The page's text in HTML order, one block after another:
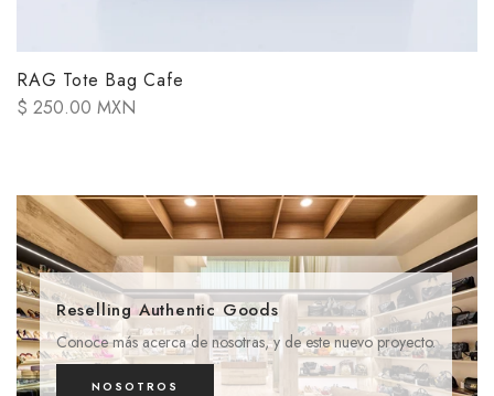
RAG Tote Bag Cafe
$ 250.00 MXN
Reselling Authentic Goods
Conoce más acerca de nosotras, y de este nuevo proyecto.
NOSOTROS